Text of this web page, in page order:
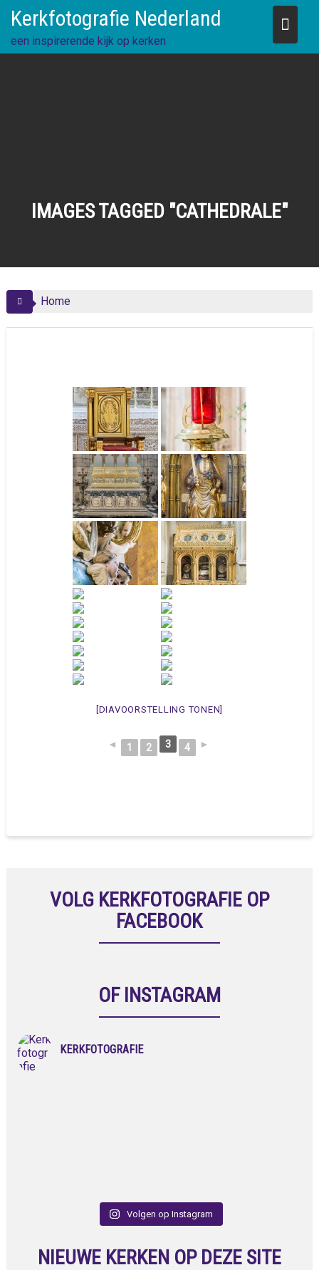
content
Kerkfotografie Nederland
een inspirerende kijk op kerken
IMAGES TAGGED "CATHEDRALE"
Home
[DIAVOORSTELLING TONEN]
◄ 1 2 3 4 ►
VOLG KERKFOTOGRAFIE OP
FACEBOOK
OF INSTAGRAM
KERKFOTOGRAFIE
Volgen op Instagram
NIEUWE KERKEN OP DEZE SITE